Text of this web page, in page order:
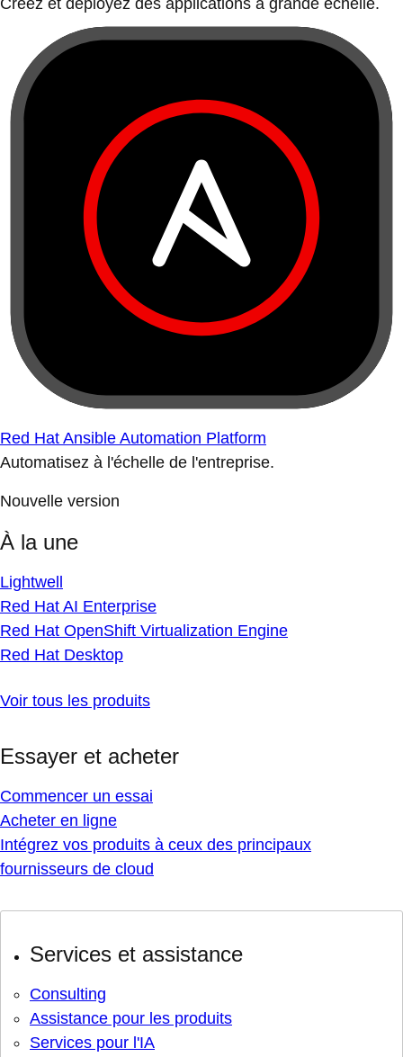
Créez et déployez des applications à grande échelle.
Red Hat Ansible Automation Platform
Automatisez à l'échelle de l'entreprise.
Nouvelle version
À la une
Lightwell
Red Hat AI Enterprise
Red Hat OpenShift Virtualization Engine
Red Hat Desktop
Voir tous les produits
Essayer et acheter
Commencer un essai
Acheter en ligne
Intégrez vos produits à ceux des principaux
fournisseurs de cloud
Services et assistance
Consulting
Assistance pour les produits
Services pour l'IA